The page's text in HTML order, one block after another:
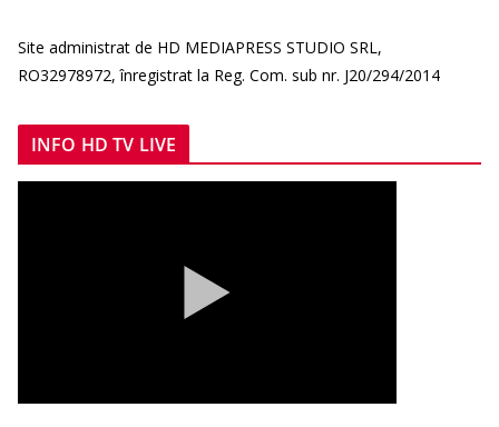
Site administrat de HD MEDIAPRESS STUDIO SRL,
RO32978972, înregistrat la Reg. Com. sub nr. J20/294/2014
INFO HD TV LIVE